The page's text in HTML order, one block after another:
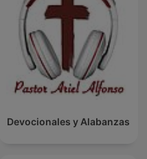
Devocionales y Alabanzas